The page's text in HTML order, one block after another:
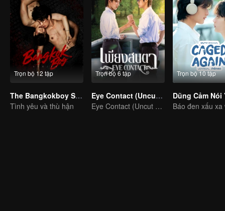
Trọn bộ 12 tập
The Bangkokboy Series (Uncut Ver.)
Tình yêu và thù hận
Trọn bộ 6 tập
Eye Contact (Uncut Ver.)
Eye Contact (Uncut Ver.)
Trọn bộ 10 tập